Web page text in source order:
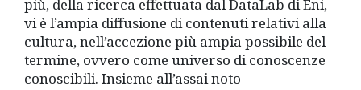
più, della ricerca effettuata dal DataLab di Eni,
vi è l’ampia diffusione di contenuti relativi alla
cultura, nell’accezione più ampia possibile del
termine, ovvero come universo di conoscenze
conoscibili. Insieme all’assai noto